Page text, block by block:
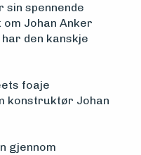
sin spennende
Johan Anker
har den kanskje
foaje
konstruktør Johan
gjennom